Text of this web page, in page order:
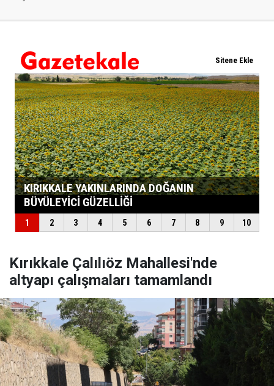
Kırıkkale Çalılıöz Mahallesi'nde
altyapı çalışmaları tamamlandı